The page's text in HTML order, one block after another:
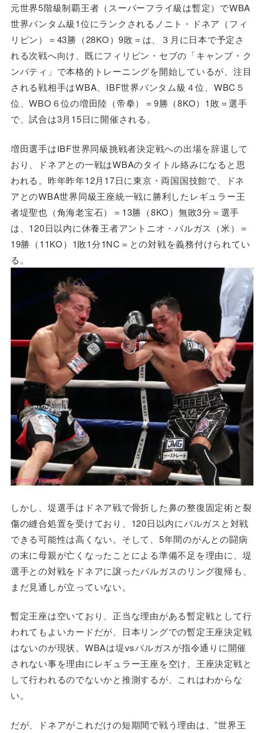
元世界5階級制覇王者（スーパーフライ級は暫定）でWBA
世界バンタム級1位にランクされるノニト・ドネア（フィ
リピン）＝43勝（28KO）9敗＝は、３月に日本で予定さ
れる次戦へ向け、既にフィリピン・セブの「キャンプ・ク
ンバティ」で本格的トレーニングを開始しているが、注目
される戦相手はWBA、IBF世界バンタム級４位、WBC５
位、WBO６位の増田陸（帝拳）＝9勝（8KO）1敗＝選手
で、試合は3月15日に開催される。
増田選手はIBF世界同級挑戦者決定戦への出場を辞退して
おり、ドネアとの一戦はWBAのタイトル絡みになると思
われる。昨年昨年12月17日に東京・両国国技館で、ドネ
アとのWBA世界同級王座統一戦に勝利したレギュラー王
者堤聖也（角海老宝石）＝13勝（8KO）無敗3分＝選手
は、120日以内に休養王者アントニオ・バルガス（米）＝
19勝（11KO）1敗1分1NC＝との対戦を義務付けられてい
る。
しかし、堤選手はドネア戦で骨折した鼻の整復固定術と裂
傷の縫合処置を受けており、120日以内にバルガスと対戦
できる可能性は高くない。そして、5年間のがんとの闘病
の末に母親が亡くなったことによる準備不足を理由に、堤
選手との対戦をドネアに譲ったバルガスのリング復帰も、
まだ見通しが立っていない。
暫定王座は空いており、正当な理由がある暫定戦として行
われてもよいカードだが、日本リングでの暫定王座決定戦
はないのが現状。WBAは堤vsバルガスが指令通りに開催
されない事を理由にレギュラー王座を空け、王座決定戦と
して行われるのでないかと推測するが、これはわからな
い。
だが、ドネアがこれだけの短期間で戦う理由は、”世界王